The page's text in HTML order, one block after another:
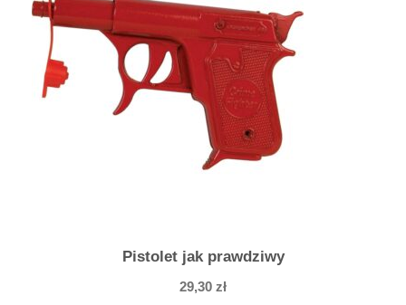
Pistolet jak prawdziwy
29,30 zł